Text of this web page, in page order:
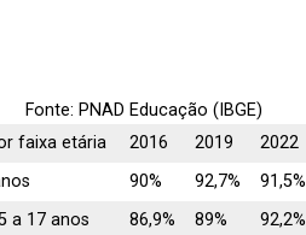
Fonte: PNAD Educação (IBGE)
faixa etária
2016 2019 2022
90% 92,7% 91,5%
a 17 anos
86,9% 89% 92,2%